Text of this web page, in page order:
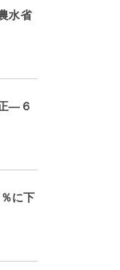
水省
―６
に下